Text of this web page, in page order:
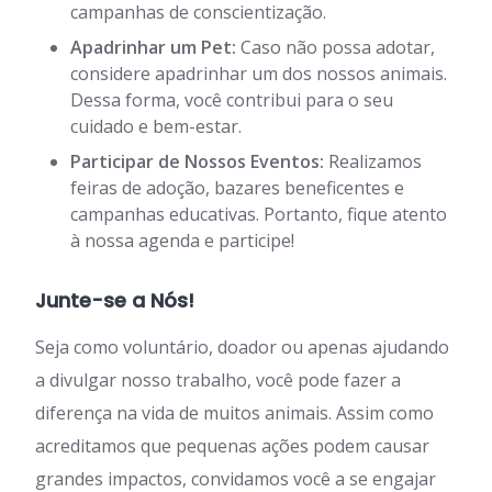
campanhas de conscientização.
Apadrinhar um Pet: Caso não possa adotar,
considere apadrinhar um dos nossos animais.
Dessa forma, você contribui para o seu
cuidado e bem-estar.
Participar de Nossos Eventos: Realizamos
feiras de adoção, bazares beneficentes e
campanhas educativas. Portanto, fique atento
à nossa agenda e participe!
Junte-se a Nós!
Seja como voluntário, doador ou apenas ajudando
a divulgar nosso trabalho, você pode fazer a
diferença na vida de muitos animais. Assim como
acreditamos que pequenas ações podem causar
grandes impactos, convidamos você a se engajar